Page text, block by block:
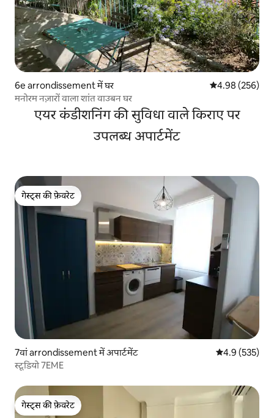
6e arrondissement में घर औसत रेटिंग 5 में से
4.98 (256)
मनोरम नज़ारों वाला शांत वाउबन घर
एयर कंडीशनिंग की सुविधा वाले किराए पर
उपलब्ध अपार्टमेंट
गेस्ट्स की फ़ेवरेट
गेस्ट्स की फ़ेवरेट
7वां arrondissement में अपार्टमेंट औसत रेटिंग 5 में
4.9 (535)
स्टूडियो 7EME
गेस्ट्स की फ़ेवरेट
गेस्ट्स की फ़ेवरेट